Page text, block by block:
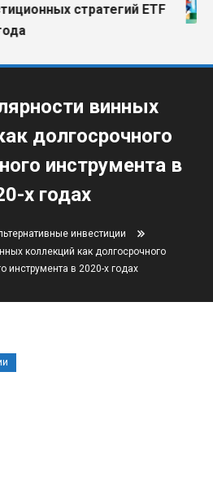
стратегий ETF
винных
долгосрочного
инструмента в
х годах
инвестиции
коллекций как долгосрочного
инструмента в 2020-х годах